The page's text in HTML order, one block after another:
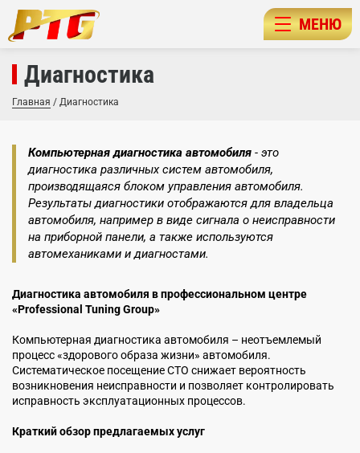
МЕНЮ
Диагностика
Главная / Диагностика
Компьютерная диагностика автомобиля - это
диагностика различных систем автомобиля,
производящаяся блоком управления автомобиля.
Результаты диагностики отображаются для владельца
автомобиля, например в виде сигнала о неисправности
на приборной панели, а также используются
автомеханиками и диагностами.
Диагностика автомобиля в профессиональном центре
«Professional Tuning Group»
Компьютерная диагностика автомобиля – неотъемлемый
процесс «здорового образа жизни» автомобиля.
Систематическое посещение СТО снижает вероятность
возникновения неисправности и позволяет контролировать
исправность эксплуатационных процессов.
Краткий обзор предлагаемых услуг